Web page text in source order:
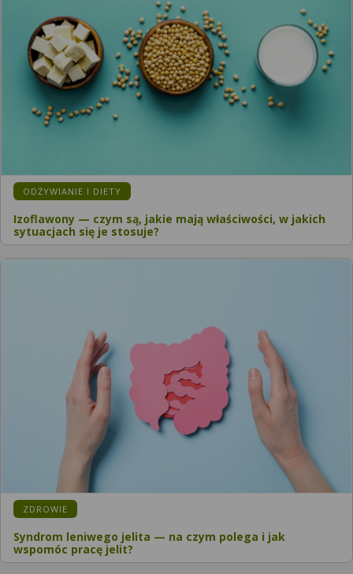
ODŻYWIANIE I DIETY
Izoflawony — czym są, jakie mają właściwości, w jakich
sytuacjach się je stosuje?
ZDROWIE
Syndrom leniwego jelita — na czym polega i jak
wspomóc pracę jelit?